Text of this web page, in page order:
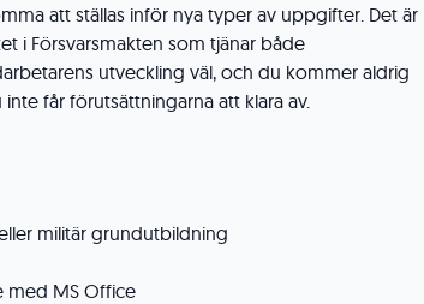
att ställas inför nya typer av uppgifter. Det är
i Försvarsmakten som tjänar både
utveckling väl, och du kommer aldrig
får förutsättningarna att klara av.
militär grundutbildning
med MS Office